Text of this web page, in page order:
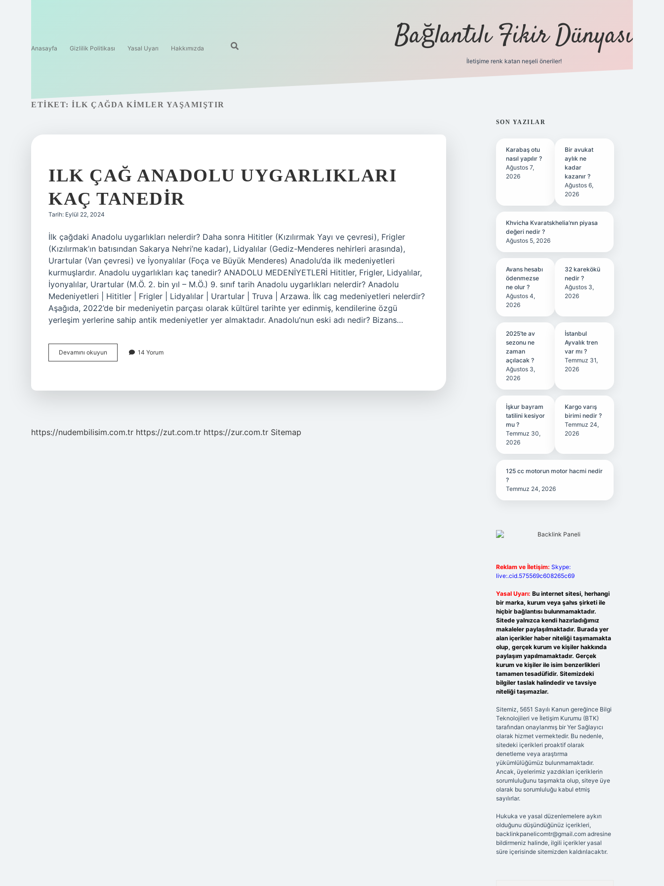
Anasayfa Gizlilik Politikası Yasal Uyarı Hakkımızda Bağlantılı Fikir Dünyası
İletişime renk katan neşeli öneriler!
ETIKET: İLK ÇAĞDA KIMLER YAŞAMIŞTIR
ILK ÇAĞ ANADOLU UYGARLIKLARI
KAÇ TANEDIR
Tarih: Eylül 22, 2024
İlk çağdaki Anadolu uygarlıkları nelerdir? Daha sonra Hititler (Kızılırmak Yayı ve çevresi), Frigler
(Kızılırmak’ın batısından Sakarya Nehri’ne kadar), Lidyalılar (Gediz-Menderes nehirleri arasında),
Urartular (Van çevresi) ve İyonyalılar (Foça ve Büyük Menderes) Anadolu’da ilk medeniyetleri
kurmuşlardır. Anadolu uygarlıkları kaç tanedir? ANADOLU MEDENİYETLERİ Hititler, Frigler, Lidyalılar,
İyonyalılar, Urartular (M.Ö. 2. bin yıl – M.Ö.) 9. sınıf tarih Anadolu uygarlıkları nelerdir? Anadolu
Medeniyetleri | Hititler | Frigler | Lidyalılar | Urartular | Truva | Arzawa. İlk cag medeniyetleri nelerdir?
Aşağıda, 2022’de bir medeniyetin parçası olarak kültürel tarihte yer edinmiş, kendilerine özgü
yerleşim yerlerine sahip antik medeniyetler yer almaktadır. Anadolu’nun eski adı nedir? Bizans…
Devamını okuyun
Çağ
14 Yorum
https://nudembilisim.com.tr https://zut.com.tr https://zur.com.tr Sitemap
SIDEBAR
SON YAZILAR
Karabaş otu
nasıl yapılır ?
Ağustos 7,
2026
Bir avukat
aylık ne
kadar
kazanır ?
Ağustos 6,
2026
Khvicha Kvaratskhelia’nın piyasa
değeri nedir ?
Ağustos 5, 2026
Avans hesabı
ödenmezse
ne olur ?
Ağustos 4,
2026
32 karekökü
nedir ?
Ağustos 3,
2026
2025’te av
sezonu ne
zaman
açılacak ?
Ağustos 3,
2026
İstanbul
Ayvalık tren
var mı ?
Temmuz 31,
2026
İşkur bayram
tatilini kesiyor
mu ?
Temmuz 30,
2026
Kargo varış
birimi nedir ?
Temmuz 24,
2026
125 cc motorun motor hacmi nedir
?
Temmuz 24, 2026
Reklam ve İletişim: Skype:
live:.cid.575569c608265c69
Yasal Uyarı: Bu internet sitesi, herhangi
bir marka, kurum veya şahıs şirketi ile
hiçbir bağlantısı bulunmamaktadır.
Sitede yalnızca kendi hazırladığımız
makaleler paylaşılmaktadır. Burada yer
alan içerikler haber niteliği taşımamakta
olup, gerçek kurum ve kişiler hakkında
paylaşım yapılmamaktadır. Gerçek
kurum ve kişiler ile isim benzerlikleri
tamamen tesadüfidir. Sitemizdeki
bilgiler taslak halindedir ve tavsiye
niteliği taşımazlar.
Sitemiz, 5651 Sayılı Kanun gereğince Bilgi
Teknolojileri ve İletişim Kurumu (BTK)
tarafından onaylanmış bir Yer Sağlayıcı
olarak hizmet vermektedir. Bu nedenle,
sitedeki içerikleri proaktif olarak
denetleme veya araştırma
yükümlülüğümüz bulunmamaktadır.
Ancak, üyelerimiz yazdıkları içeriklerin
sorumluluğunu taşımakta olup, siteye üye
olarak bu sorumluluğu kabul etmiş
sayılırlar.
Hukuka ve yasal düzenlemelere aykırı
olduğunu düşündüğünüz içerikleri,
backlinkpanelicomtr@gmail.comadresine
bildirmeniz halinde, ilgili içerikler yasal
süre içerisinde sitemizden kaldırılacaktır.